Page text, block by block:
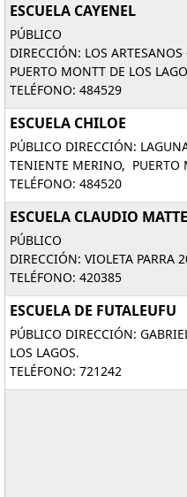
ESCUELA CAYENEL
PÚBLICO
DIRECCIÓN: LOS
PUERTO MONTT DE LOS
TELÉFONO: 484529
ESCUELA CHILOE
PÚBLICO DIRECCIÓN:
TENIENTE MERINO, PUERTO
TELÉFONO: 484520
ESCUELA CLAUDIO MATTE
PÚBLICO
DIRECCIÓN: VIOLETA PARRA
TELÉFONO: 420385
ESCUELA DE FUTALEUFU
PÚBLICO DIRECCIÓN:
LOS LAGOS.
TELÉFONO: 721242